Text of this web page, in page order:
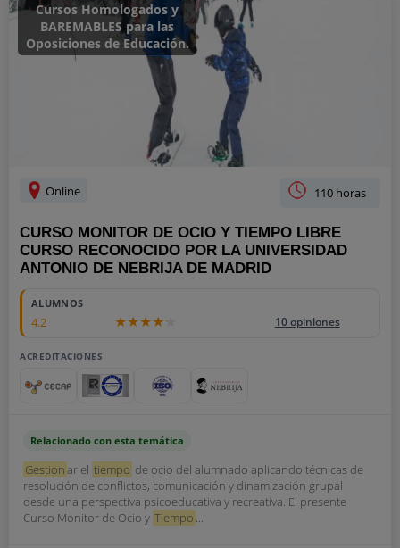
Cursos Homologados y
BAREMABLES para las
Oposiciones de Educación.
Online 110 horas
CURSO MONITOR DE OCIO Y TIEMPO LIBRE
CURSO RECONOCIDO POR LA UNIVERSIDAD
ANTONIO DE NEBRIJA DE MADRID
180
ALUMNOS
4.2 10 opiniones
ACREDITACIONES
Relacionado con esta temática
Gestionar el tiempo de ocio del alumnado aplicando técnicas de
resolución de conflictos, comunicación y dinamización grupal
desde una perspectiva psicoeducativa y recreativa. El presente
Curso Monitor de Ocio y Tiempo ...